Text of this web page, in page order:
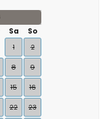
Sa
So
1
2
8 9
15 16
22 23